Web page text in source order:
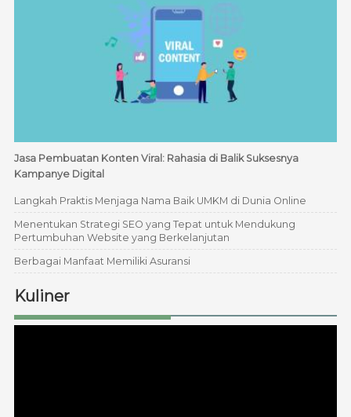
Jasa Pembuatan Konten Viral: Rahasia di Balik Suksesnya
Kampanye Digital
Langkah Praktis Menjaga Nama Baik UMKM di Dunia Online
Menentukan Strategi SEO yang Tepat untuk Mendukung
Pertumbuhan Website yang Berkelanjutan
Berbagai Manfaat Memiliki Asuransi
Kuliner